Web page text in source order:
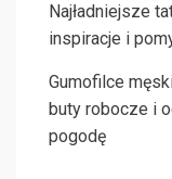
Najładniejsze
inspiracje i
Gumofilce
buty robocze i
pogodę